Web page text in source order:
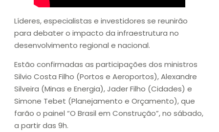
Líderes, especialistas e investidores se reunirão
para debater o impacto da infraestrutura no
desenvolvimento regional e nacional.
Estão confirmadas as participações dos ministros
Silvio Costa Filho (Portos e Aeroportos), Alexandre
Silveira (Minas e Energia), Jader Filho (Cidades) e
Simone Tebet (Planejamento e Orçamento), que
farão o painel “O Brasil em Construção”, no sábado,
a partir das 9h.